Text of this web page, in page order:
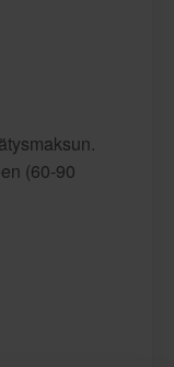
(60-90